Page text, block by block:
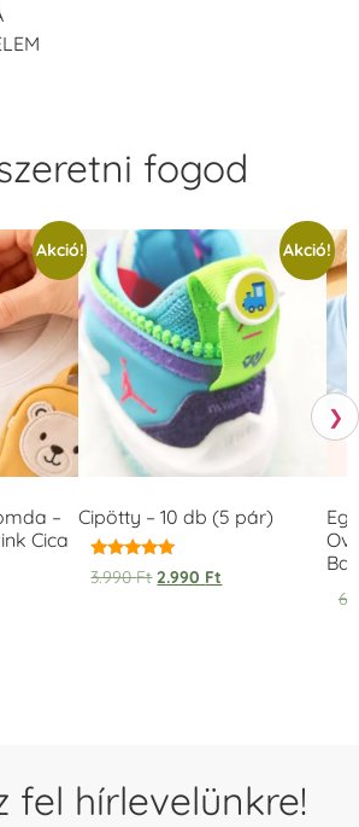
fogod
Akció!
–
Cica
Akció!
Cipötty – 10 db (5 pár)
Értékelés:
5.00
3.990Ft 2.990 Ft
❯
fel hírlevelünkre!